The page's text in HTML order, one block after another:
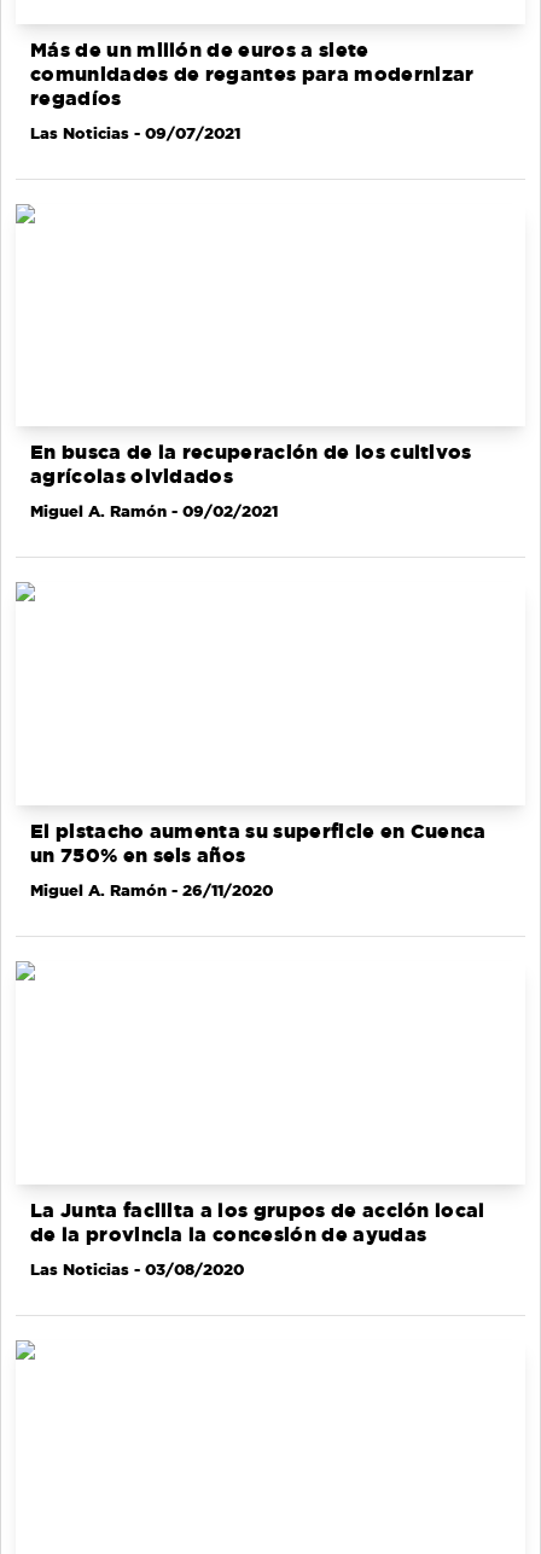
Más de un millón de euros a siete
comunidades de regantes para modernizar
regadíos
Las Noticias - 09/07/2021
En busca de la recuperación de los cultivos
agrícolas olvidados
Miguel A. Ramón - 09/02/2021
El pistacho aumenta su superficie en Cuenca
un 750% en seis años
Miguel A. Ramón - 26/11/2020
La Junta facilita a los grupos de acción local
de la provincia la concesión de ayudas
Las Noticias - 03/08/2020